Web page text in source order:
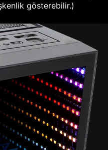
gösterebilir.)